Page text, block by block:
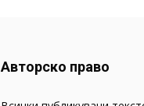
Авторско право